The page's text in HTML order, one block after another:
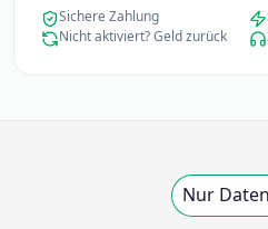
Sichere Zahlung
Nicht aktiviert? Geld zurück
Nur